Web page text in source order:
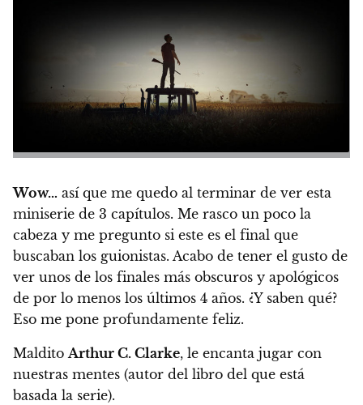
Wow… así que me quedo al terminar de ver esta
miniserie de 3 capítulos. Me rasco un poco la
cabeza y me pregunto si este es el final que
buscaban los guionistas. Acabo de tener el gusto de
ver unos de los finales más obscuros y apológicos
de por lo menos los últimos 4 años. ¿Y saben qué?
Eso me pone profundamente feliz.
Maldito Arthur C. Clarke, le encanta jugar con
nuestras mentes (autor del libro del que está
basada la serie).